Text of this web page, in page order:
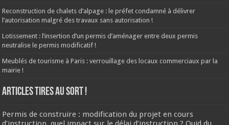
Reconstruction de chalets d’alpage : le préfet condamné à délivrer
l’autorisation malgré des travaux sans autorisation !
Lotissement : l’insertion d’un permis d’aménager entre deux permis
neutralise le permis modificatif !
Meublés de tourisme à Paris : verrouillage des locaux commerciaux par la
mairie !
ARTICLES TIRES AU SORT !
Permis de construire : modification du projet en cours